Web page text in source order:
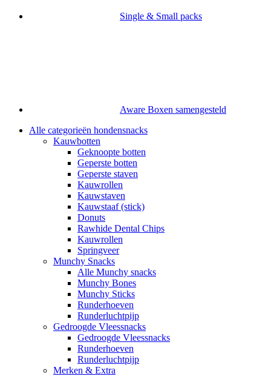
Single & Small packs
Aware Boxen samengesteld
Alle categorieën hondensnacks
Kauwbotten
Geknoopte botten
Geperste botten
Geperste staven
Kauwrollen
Kauwstaven
Kauwstaaf (stick)
Donuts
Rawhide Dental Chips
Kauwrollen
Springveer
Munchy Snacks
Alle Munchy snacks
Munchy Bones
Munchy Sticks
Runderhoeven
Runderluchtpijp
Gedroogde Vleessnacks
Gedroogde Vleessnacks
Runderhoeven
Runderluchtpijp
Merken & Extra